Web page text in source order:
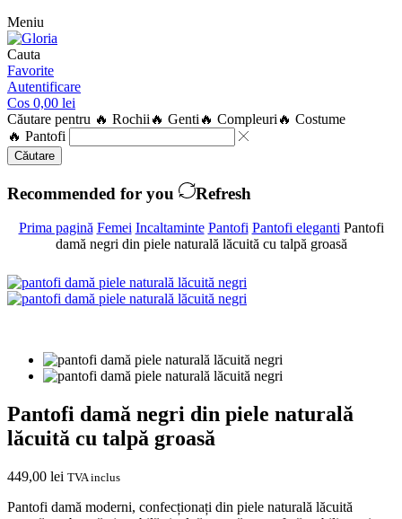
Meniu
Cauta
Favorite
Autentificare
Cos 0,00 lei
Căutare pentru 🔥 Rochii 🔥 Genti 🔥 Compleuri 🔥 Costume
🔥 Pantofi
Căutare
Recommended for you Refresh
Prima pagină Femei Incaltaminte Pantofi Pantofi eleganti Pantofi
damă negri din piele naturală lăcuită cu talpă groasă
Pantofi damă negri din piele naturală
lăcuită cu talpă groasă
449,00 lei TVA inclus
Pantofi damă moderni, confecționați din piele naturală lăcuită